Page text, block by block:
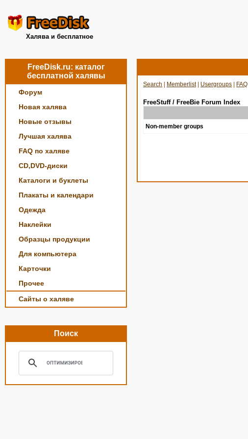
Халява и бесплатное
FreeDisk.ru: каталог
бесплатной халявы
Форум
Новая халява
Новые отзывы
Лучшая халява
FAQ по халяве
CD,DVD-диски
Каталоги и буклеты
Плакаты и календари
Одежда
Наклейки
Образцы продукции
Для компьютера
Карточки
Прочее
Сайты о халяве
Поиск
Search Memberlist| Usergroups FAQ
FreeStuff / FreeBie Forum Index
Non-member groups